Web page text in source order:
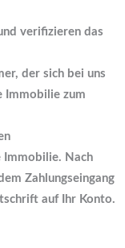
verifizieren das
der sich bei uns
Immobilie zum
Immobilie. Nach
Zahlungseingang
auf Ihr Konto.